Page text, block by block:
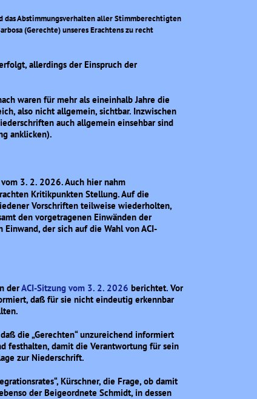
das Abstimmungsverhalten aller Stimmberechtigten
(Gerechte) unseres Erachtens zu recht
allerdings der Einspruch der
waren für mehr als eineinhalb Jahre die
also nicht allgemein, sichtbar. Inzwischen
auch allgemein einsehbar sind
anklicken).
3. 2. 2026. Auch hier nahm
Kritikpunkten Stellung. Auf die
Vorschriften teilweise wiederholten,
den vorgetragenen Einwänden der
der sich auf die Wahl von ACI-
derACI-Sitzung vom 3. 2. 2026 berichtet. Vor
daß für sie nicht eindeutig erkennbar
die „Gerechten“ unzureichend informiert
festhalten, damit die Verantwortung für sein
zur Niederschrift.
Kürschner, die Frage, ob damit
der Beigeordnete Schmidt, in dessen